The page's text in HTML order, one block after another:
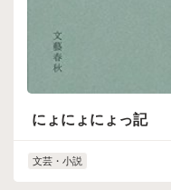
にょにょにょっ記
文芸・小説